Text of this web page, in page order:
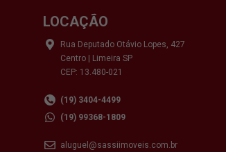
LOCAÇÃO
Rua Deputado Otávio Lopes, 427
Centro | Limeira SP
CEP: 13.480-021
(19) 3404-4499
(19) 99368-1809
aluguel@sassiimoveis.com.br